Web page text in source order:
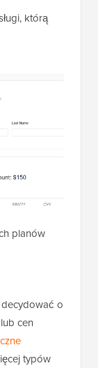
którą
planów
o
cen
typów